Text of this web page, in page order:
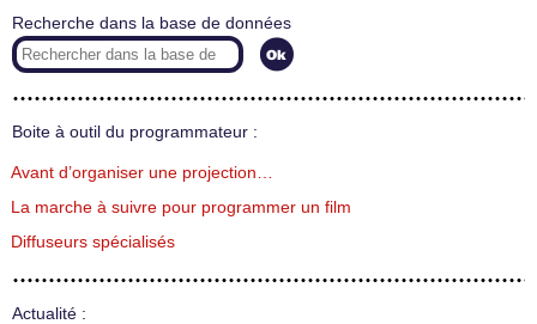
Recherche dans la base de données
Boite à outil du programmateur :
Avant d’organiser une projection…
La marche à suivre pour programmer un film
Diffuseurs spécialisés
Actualité :